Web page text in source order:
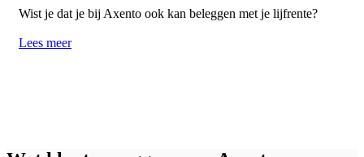
Wist je dat je bij Axento ook kan beleggen met je lijfrente?
Lees meer